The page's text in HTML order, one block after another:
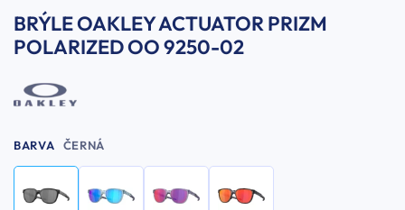
BRÝLE OAKLEY ACTUATOR PRIZM
POLARIZED OO 9250-02
BARVA ČERNÁ